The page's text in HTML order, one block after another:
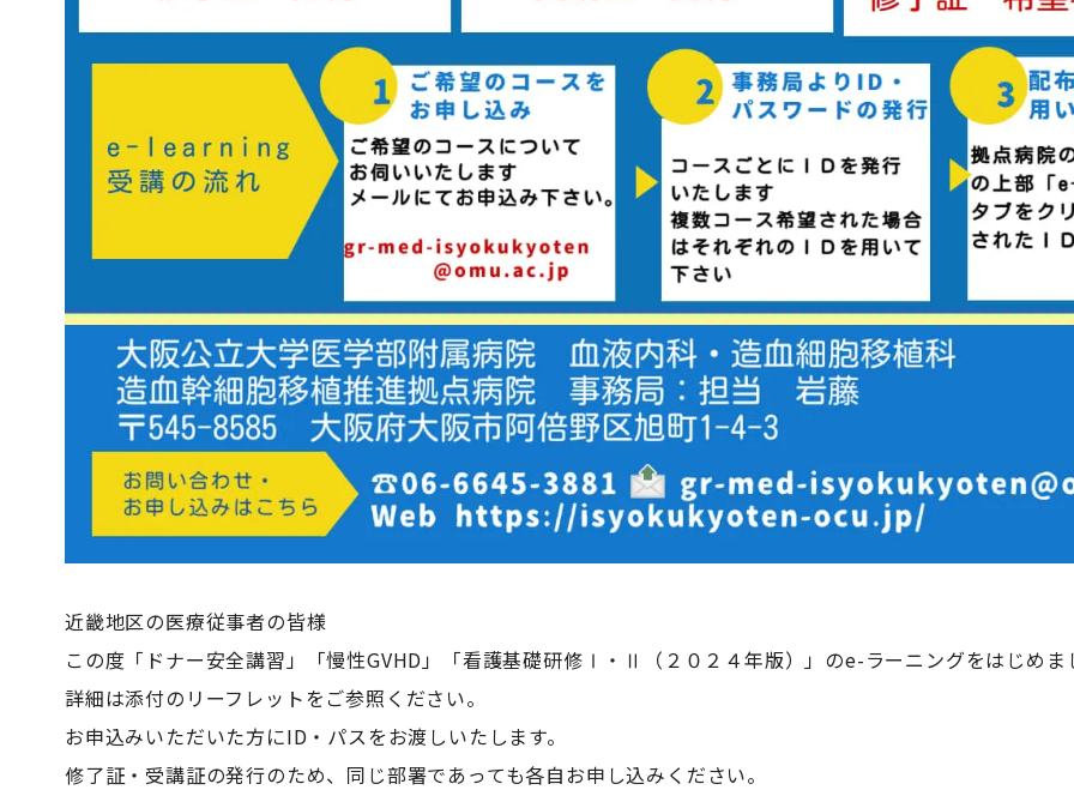
近畿地区の医療従事者の皆様
この度「ドナー安全講習」「慢性GVHD」「看護基礎研修Ⅰ・Ⅱ（２０２４年版）」のe-ラーニングをはじめま
詳細は添付のリーフレットをご参照ください。
お申込みいただいた方にID・パスをお渡しいたします。
修了証・受講証の発行のため、同じ部署であっても各自お申し込みください。